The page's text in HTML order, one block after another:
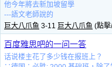
他今年將去新加坡留學
---語文老師說的
巨大八爪鱼 3-11 巨大八爪鱼 (點
百度雅思吧的一问一答
话说楼主花了多少钱在报班上？